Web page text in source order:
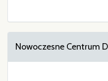
Nowoczesne Centrum